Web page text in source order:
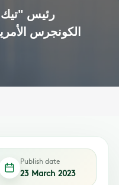
رئيس "تيك
الكونجرس
Publish date
23 March 2023